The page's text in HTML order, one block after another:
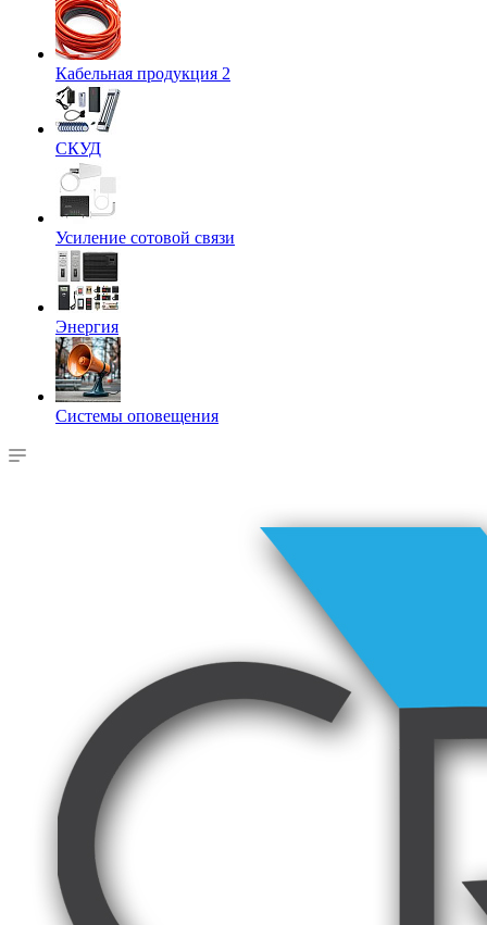
Кабельная продукция 2
СКУД
Усиление сотовой связи
Энергия
Системы оповещения